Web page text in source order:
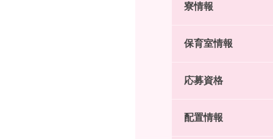
寮情報
保育室情報
応募資格
配置情報